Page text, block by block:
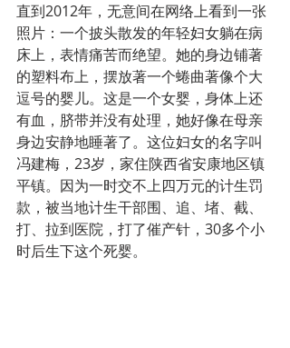
直到2012年，无意间在网络上看到一张
照片：一个披头散发的年轻妇女躺在病
床上，表情痛苦而绝望。她的身边铺著
的塑料布上，摆放著一个蜷曲著像个大
逗号的婴儿。这是一个女婴，身体上还
有血，脐带并没有处理，她好像在母亲
身边安静地睡著了。这位妇女的名字叫
冯建梅，23岁，家住陕西省安康地区镇
平镇。因为一时交不上四万元的计生罚
款，被当地计生干部围、追、堵、截、
打、拉到医院，打了催产针，30多个小
时后生下这个死婴。